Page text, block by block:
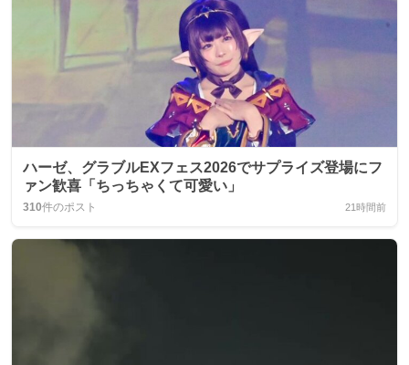
ハーゼ、グラブルEXフェス2026でサプライズ登場にフ
ァン歓喜「ちっちゃくて可愛い」
310件のポスト 21時間前